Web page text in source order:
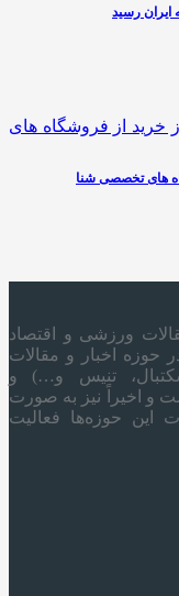
ایران رسید
های تخصصی شنا
ورزشی و اقتصاد
در حوزه اخبار و مقالات
تنیس و…) و
و اخیراً نیز به صورت
این حوزه‌ها فعالیت